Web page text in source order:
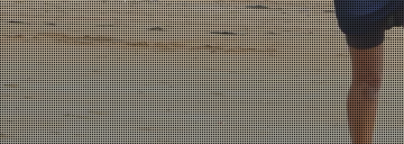
Eveil et Nature
Outils et Formations en ligne pour explorer la nature
avec les enfants